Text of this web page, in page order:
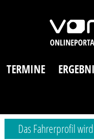
TERMINE
Das Fahrerprofil